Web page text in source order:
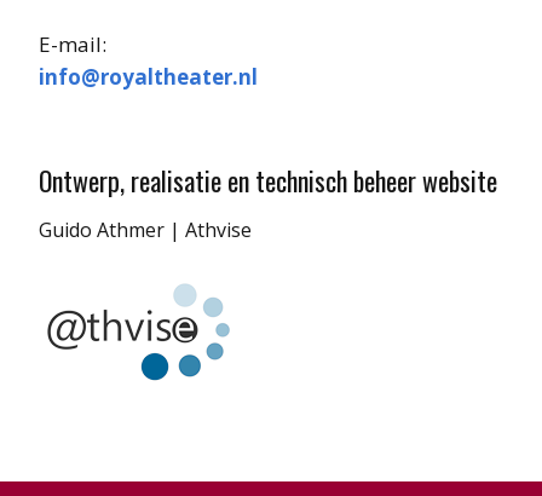
E-mail:
info@royaltheater.nl
Ontwerp, realisatie en technisch beheer website
Guido Athmer | Athvise